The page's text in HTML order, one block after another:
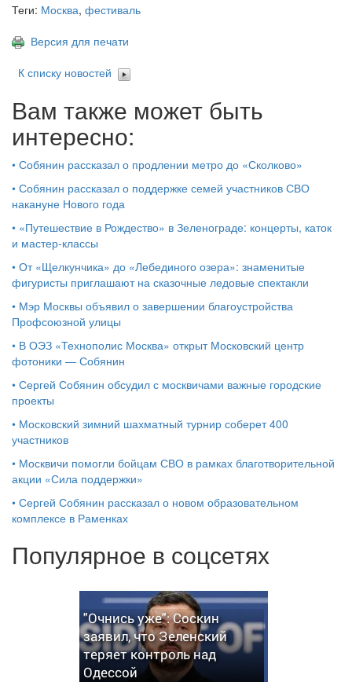
Теги: Москва, фестиваль
Версия для печати
К списку новостей
Вам также может быть
интересно:
• Собянин рассказал о продлении метро до «Сколково»
• Собянин рассказал о поддержке семей участников СВО
накануне Нового года
• «Путешествие в Рождество» в Зеленограде: концерты, каток
и мастер‑классы
• От «Щелкунчика» до «Лебединого озера»: знаменитые
фигуристы приглашают на сказочные ледовые спектакли
• Мэр Москвы объявил о завершении благоустройства
Профсоюзной улицы
• В ОЭЗ «Технополис Москва» открыт Московский центр
фотоники — Собянин
• Сергей Собянин обсудил с москвичами важные городские
проекты
• Московский зимний шахматный турнир соберет 400
участников
• Москвичи помогли бойцам СВО в рамках благотворительной
акции «Сила поддержки»
• Сергей Собянин рассказал о новом образовательном
комплексе в Раменках
Популярное в соцсетях
"Очнись уже": Соскин
заявил, что Зеленский
теряет контроль над
Одессой